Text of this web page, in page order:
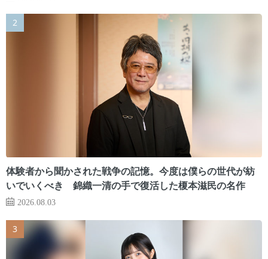
体験者から聞かされた戦争の記憶。今度は僕らの世代が紡
いでいくべき 錦織一清の手で復活した榎本滋民の名作
2026.08.03